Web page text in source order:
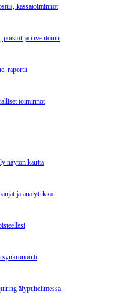
kassatoiminnot
poistot ja inventointi
raportit
toiminnot
näytön kautta
ja analytiikka
synkronointi
älypuhelimessa